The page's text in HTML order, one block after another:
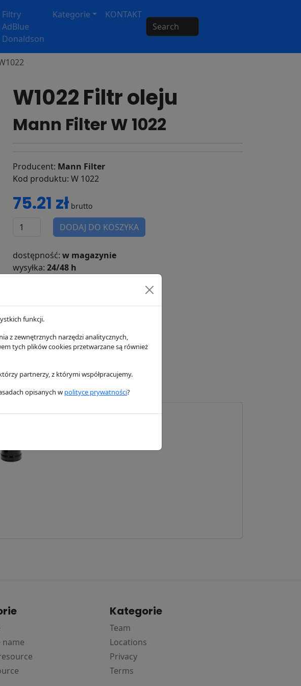
Filtry
AdBlue
Donaldson
Kategorie
KONTAKT
W1022 Filtr oleju
Mann Filter W 1022
Producent: Mann Filter
Kod produktu: W 1022
75.21 zł brutto
DODAJ DO KOSZYKA
dostępność: w magazynie
wysyłka: 24/48 h
name
Kategorie
Team
Locations
Privacy
Terms
funkcji.
z zewnętrznych narzędzi analitycznych,
tych plików cookies przetwarzane są również
partnerzy, z którymi współpracujemy.
opisanych w polityce prywatności?